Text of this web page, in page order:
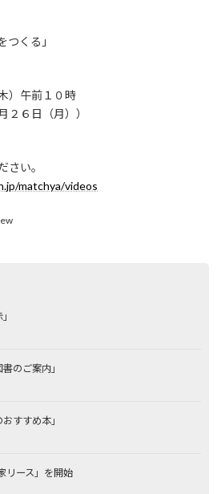
くる」
）午前１０時
６日（月））
い。
matchya/videos
のご案内」
すすめ本」
リース」を開始